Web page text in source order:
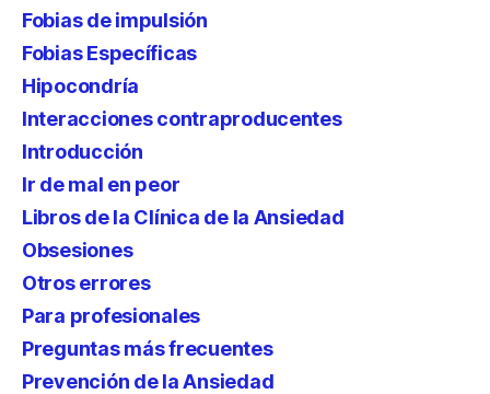
Fobias de impulsión
Fobias Específicas
Hipocondría
Interacciones contraproducentes
Introducción
Ir de mal en peor
Libros de la Clínica de la Ansiedad
Obsesiones
Otros errores
Para profesionales
Preguntas más frecuentes
Prevención de la Ansiedad